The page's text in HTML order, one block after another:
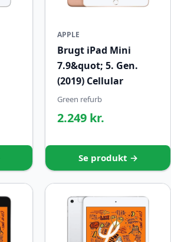
APPLE
Brugt iPad Mini
7.9&quot; 5. Gen.
(2019) Cellular
Green refurb
2.249 kr.
Se produkt →